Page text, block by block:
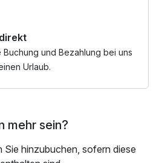
und Bezahlung bei uns
Urlaub.
mehr sein?
Sie hinzubuchen, sofern diese